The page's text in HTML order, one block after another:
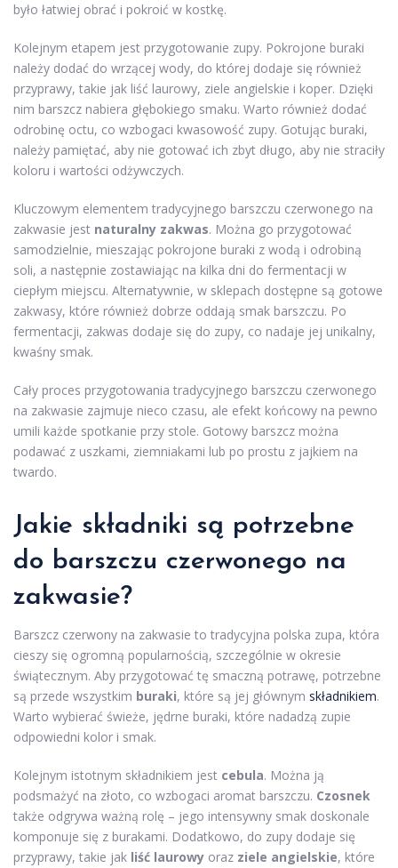
było łatwiej obrać i pokroić w kostkę.
Kolejnym etapem jest przygotowanie zupy. Pokrojone buraki
należy dodać do wrzącej wody, do której dodaje się również
przyprawy, takie jak liść laurowy, ziele angielskie i koper. Dzięki
nim barszcz nabiera głębokiego smaku. Warto również dodać
odrobinę octu, co wzbogaci kwasowość zupy. Gotując buraki,
należy pamiętać, aby nie gotować ich zbyt długo, aby nie straciły
koloru i wartości odżywczych.
Kluczowym elementem tradycyjnego barszczu czerwonego na
zakwasie jest naturalny zakwas. Można go przygotować
samodzielnie, mieszając pokrojone buraki z wodą i odrobiną
soli, a następnie zostawiając na kilka dni do fermentacji w
ciepłym miejscu. Alternatywnie, w sklepach dostępne są gotowe
zakwasy, które również dobrze oddają smak barszczu. Po
fermentacji, zakwas dodaje się do zupy, co nadaje jej unikalny,
kwaśny smak.
Cały proces przygotowania tradycyjnego barszczu czerwonego
na zakwasie zajmuje nieco czasu, ale efekt końcowy na pewno
umili każde spotkanie przy stole. Gotowy barszcz można
podawać z uszkami, ziemniakami lub po prostu z jajkiem na
twardo.
Jakie składniki są potrzebne
do barszczu czerwonego na
zakwasie?
Barszcz czerwony na zakwasie to tradycyjna polska zupa, która
cieszy się ogromną popularnością, szczególnie w okresie
świątecznym. Aby przygotować tę smaczną potrawę, potrzebne
są przede wszystkim buraki, które są jej głównym składnikiem.
Warto wybierać świeże, jędrne buraki, które nadadzą zupie
odpowiedni kolor i smak.
Kolejnym istotnym składnikiem jest cebula. Można ją
podsmażyć na złoto, co wzbogaci aromat barszczu. Czosnek
także odgrywa ważną rolę – jego intensywny smak doskonale
komponuje się z burakami. Dodatkowo, do zupy dodaje się
przyprawy, takie jak liść laurowy oraz ziele angielskie, które